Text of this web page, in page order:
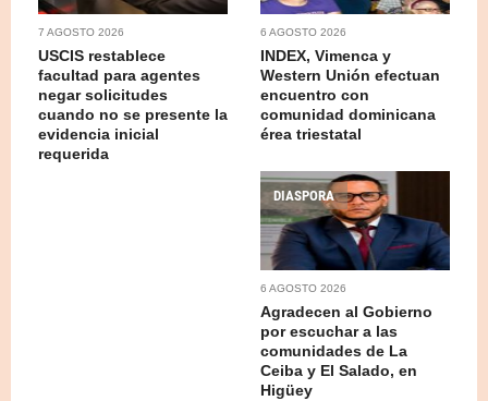
7 AGOSTO 2026
USCIS restablece
facultad para agentes
negar solicitudes
cuando no se presente la
evidencia inicial
requerida
6 AGOSTO 2026
INDEX, Vimenca y
Western Unión efectuan
encuentro con
comunidad dominicana
érea triestatal
DIASPORA
6 AGOSTO 2026
Agradecen al Gobierno
por escuchar a las
comunidades de La
Ceiba y El Salado, en
Higüey